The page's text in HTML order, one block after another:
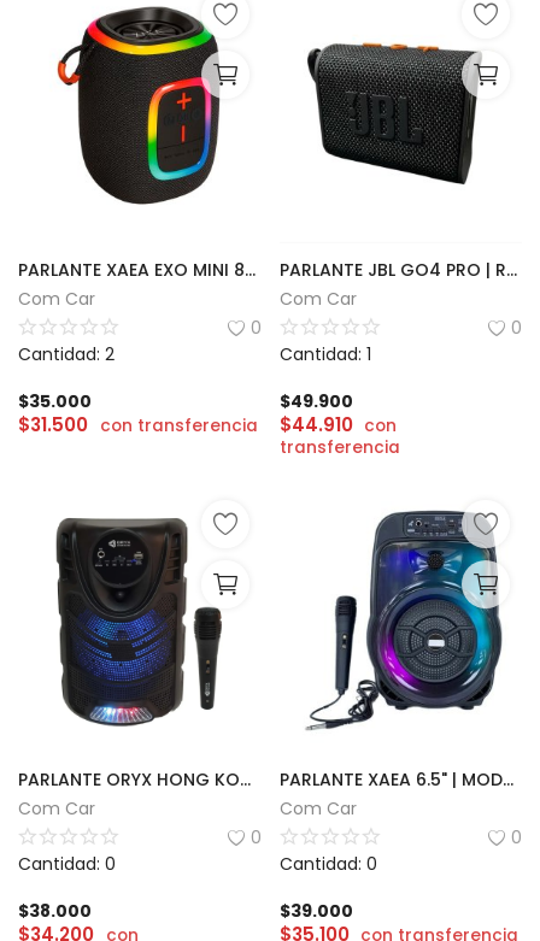
PARLANTE XAEA EXO MINI 8W
Com Car
0
Cantidad: 2
$35.000
$31.500 con transferencia
PARLANTE JBL GO4 PRO | REPLICA
Com Car
0
Cantidad: 1
$49.900
$44.910 con
transferencia
PARLANTE ORYX HONG KONG 6.5"
Com Car
0
Cantidad: 0
$38.000
$34.200 con
PARLANTE XAEA 6.5" | MODX-002D
Com Car
0
Cantidad: 0
$39.000
$35.100 con transferencia